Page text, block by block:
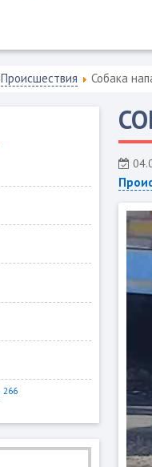
Происшествия Собака
266